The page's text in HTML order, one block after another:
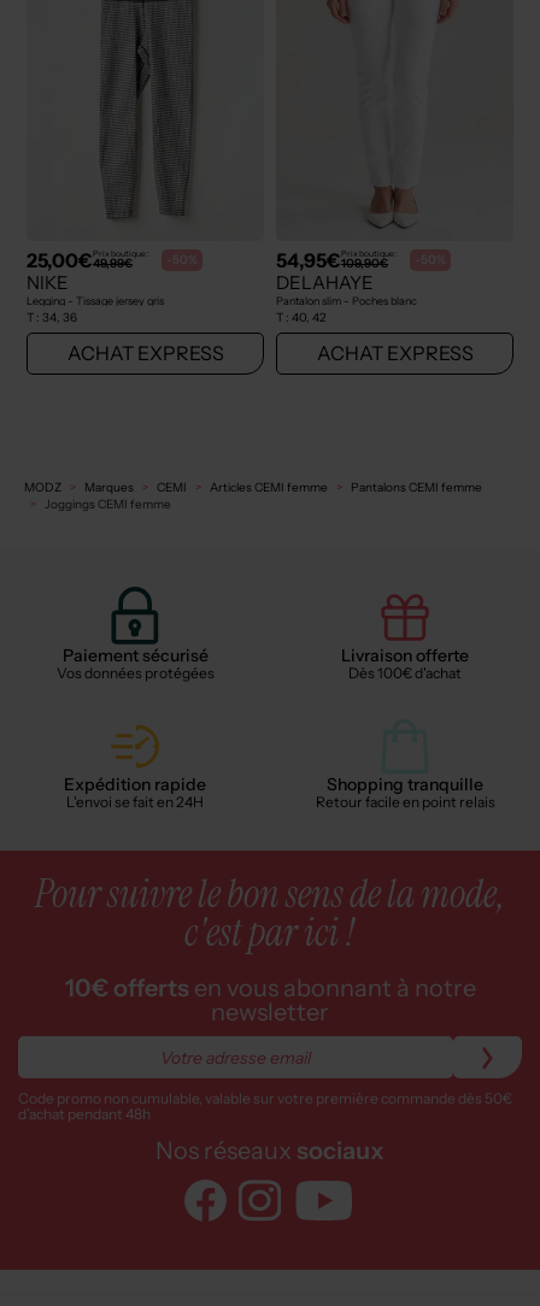
25,00€Prix boutique :
49,99€ -50%
NIKE
Legging - Tissage jersey gris
T : 34, 36
ACHAT EXPRESS
54,95€Prix boutique :
109,90€ -50%
DELAHAYE
Pantalon slim - Poches blanc
T : 40, 42
ACHAT EXPRESS
MODZ Marques CEMI Articles CEMI femme
Pantalons CEMI femme
Joggings CEMI femme
Paiement sécurisé
Vos données protégées
Livraison offerte
Dès 100€ d'achat
Expédition rapide
L'envoi se fait en 24H
Shopping tranquille
Retour facile en point relais
Pour suivre le bon sens de la mode,
c'est par ici !
10€ offerts en vous abonnant à notre
newsletter
Code promo non cumulable, valable sur votre première commande dès 50€
d’achat pendant 48h
Nos réseaux sociaux